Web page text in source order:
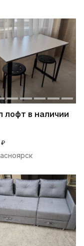
лофт в наличии
₽